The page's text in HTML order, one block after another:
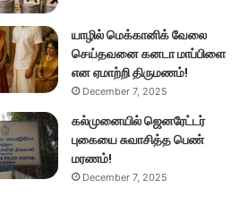
யாழில் மெக்கானிக் வேலை
செய்தவனை கனடா மாப்பிளை
என ஏமாற்றி திருமணம்!
December 7, 2025
கல்முனையில் ஜெனரேட்டர்
புகையை சுவாசித்த பெண்
மரணம்!
December 7, 2025